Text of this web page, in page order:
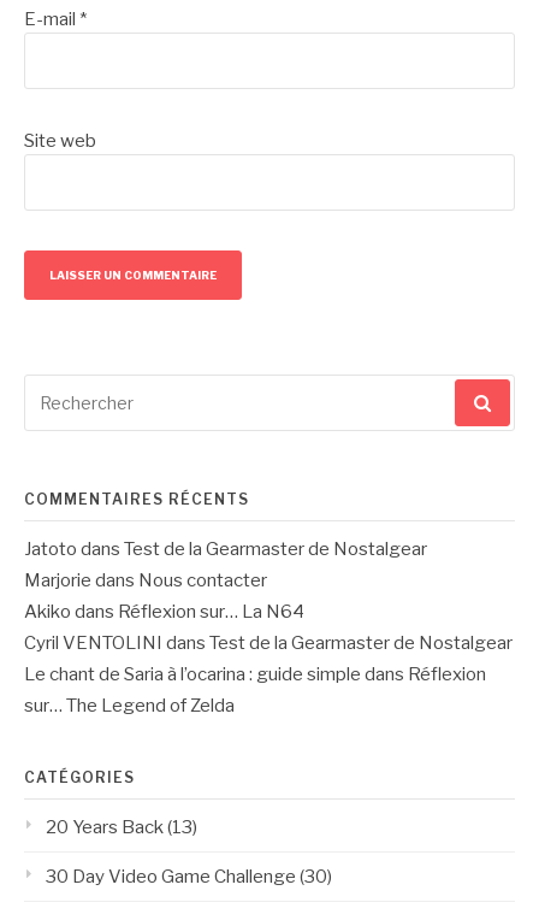
E-mail *
Site web
pour
COMMENTAIRES RÉCENTS
Jatoto dans Test de la Gearmaster de Nostalgear
Marjorie dans Nous contacter
Akiko dans Réflexion sur… La N64
Cyril VENTOLINI dans Test de la Gearmaster de Nostalgear
Le chant de Saria à l’ocarina : guide simple dans Réflexion
sur… The Legend of Zelda
CATÉGORIES
20 Years Back(13)
30 Day Video Game Challenge (30)